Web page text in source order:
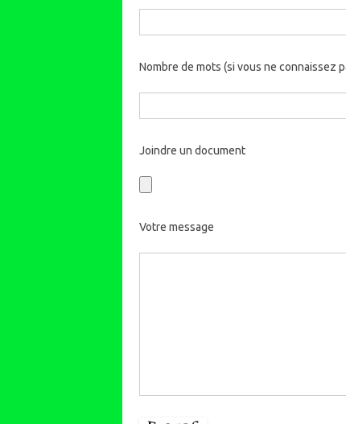
Nombre de mots (si vous ne connaissez
Joindre un document
Votre message